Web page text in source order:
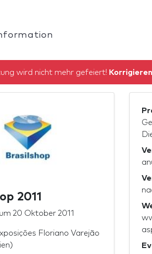
wird nicht mehr gefeiert!
2011
20 Oktober 2011
Floriano Varejão